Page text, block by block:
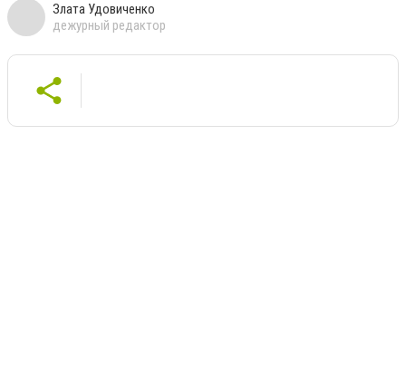
Злата Удовиченко
дежурный редактор